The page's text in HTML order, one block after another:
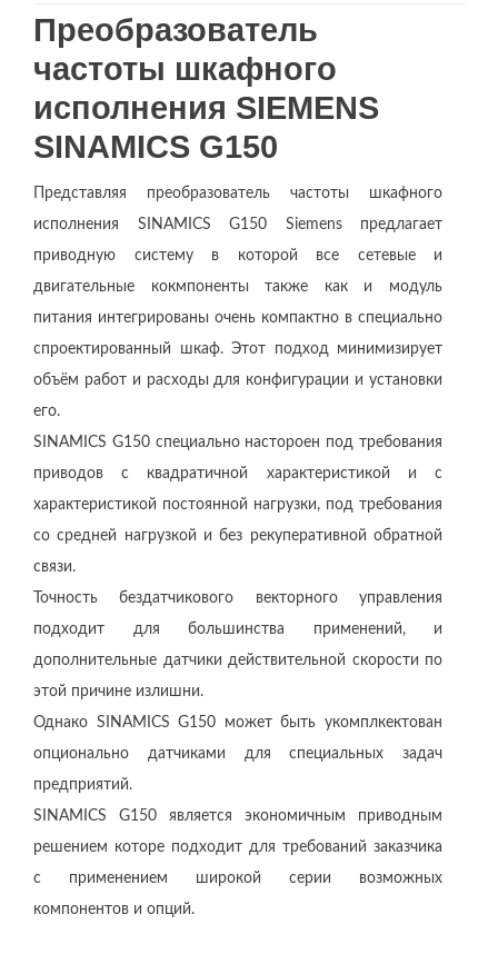
Преобразователь
частоты шкафного
исполнения SIEMENS
SINAMICS G150
Представляя преобразователь частоты шкафного
исполнения SINAMICS G150 Siemens предлагает
приводную систему в которой все сетевые и
двигательные кокмпоненты также как и модуль
питания интегрированы очень компактно в специально
спроектированный шкаф. Этот подход минимизирует
объём работ и расходы для конфигурации и установки
его.
SINAMICS G150 специально настороен под требования
приводов с квадратичной характеристикой и с
характеристикой постоянной нагрузки, под требования
со средней нагрузкой и без рекуперативной обратной
связи.
Точность бездатчикового векторного управления
подходит для большинства применений, и
дополнительные датчики действительной скорости по
этой причине излишни.
Однако SINAMICS G150 может быть укомплкектован
опционально датчиками для специальных задач
предприятий.
SINAMICS G150 является экономичным приводным
решением которе подходит для требований заказчика
с применением широкой серии возможных
компонентов и опций.